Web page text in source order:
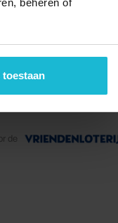
beheren of
toestaan
de